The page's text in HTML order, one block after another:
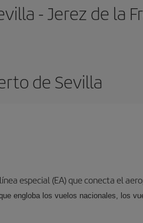
- Jerez de la
de Sevilla
especial (EA) que conecta el
engloba los vuelos nacionales, los